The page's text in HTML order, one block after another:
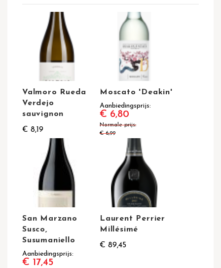
Valmoro Rueda
Verdejo
sauvignon
€ 8,19
Moscato 'Deakin'
Aanbiedingsprijs
€ 6,80
Normale prijs
€ 6,99
San Marzano
Susco,
Susumaniello
Aanbiedingsprijs
€ 17,45
Laurent Perrier
Millésimé
€ 89,45